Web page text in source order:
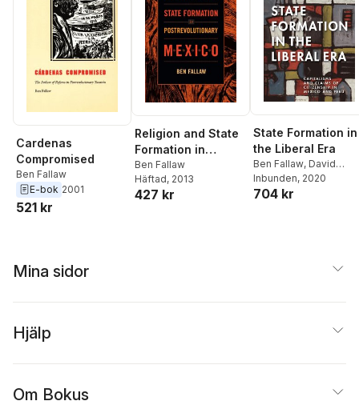
Cardenas
Compromised
Ben Fallaw
E-bok 2001
521 kr
Religion and State
Formation in
Postrevolutionary
Mexico
Ben Fallaw
Häftad, 2013
427 kr
State Formation in
the Liberal Era
Ben Fallaw, David
Nugent
Inbunden, 2020
704 kr
Mina sidor
Hjälp
Om Bokus